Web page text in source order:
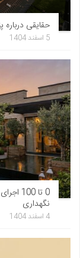
حقایقی
5 اسفند 1404
0 تا
نگهداری
4 اسفند 1404